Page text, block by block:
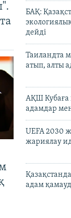
БАҚ:
дейді
Таиландта
атып, алты
АҚШ Кубаға
адамдар
UEFA 2030
жариялау
адам